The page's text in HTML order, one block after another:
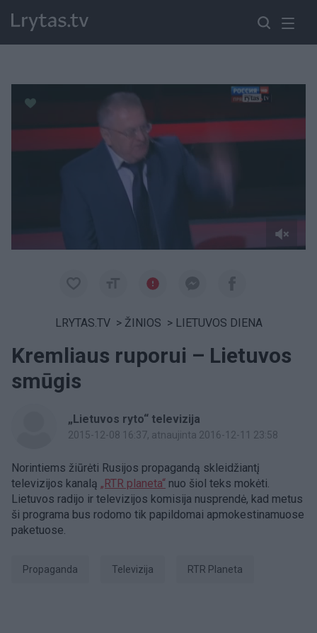
LRYTAS.TV > ŽINIOS > LIETUVOS DIENA
Kremliaus ruporui – Lietuvos
smūgis
„Lietuvos ryto“ televizija
2015-12-08 16:37, atnaujinta 2016-12-11 23:58
Norintiems žiūrėti Rusijos propagandą skleidžiantį
televizijos kanalą „RTR planeta“ nuo šiol teks mokėti.
Lietuvos radijo ir televizijos komisija nusprendė, kad metus
ši programa bus rodomo tik papildomai apmokestinamuose
paketuose.
propaganda Televizija RTR Planeta